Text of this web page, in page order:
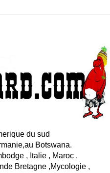
du sud
Botswana.
, Italie , Maroc ,
Bretagne ,Mycologie ,